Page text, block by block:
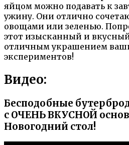
яйцом можно подавать к
ужину. Они отлично
овощами или зеленью.
этот изысканный и
отличным украшением
экспериментов!
Видео:
Бесподобные
с ОЧЕНЬ ВКУСНОЙ
Новогодний стол!